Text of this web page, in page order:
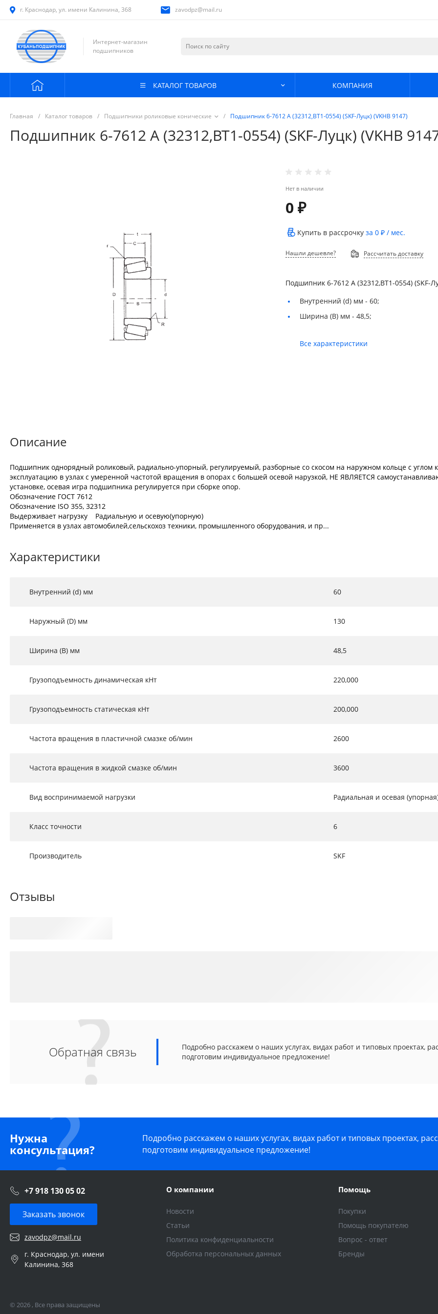
г. Краснодар, ул. имени Калинина, 368 zavodpz@mail.ru
Интернет-магазин
подшипников
КАТАЛОГ ТОВАРОВ КОМПАНИЯ
Главная / Каталог товаров / Подшипники роликовые конические / Подшипник 6-7612 А (32312,BT1-0554) (SKF-Луцк) (VKHB 9147)
Подшипник 6-7612 А (32312,BT1-0554) (SKF-Луцк) (VKHB
Нет в наличии
0 ₽
Купить в рассрочкуза0 ₽ / мес.
Нашли дешевле? Рассчитать доставку
Подшипник 6-7612 А (32312,BT1-0554) (SKF-
Внутренний (d) мм -60;
Ширина (B) мм -48,5;
Все характеристики
Описание
Подшипник однорядный роликовый, радиально-упорный, регулируемый, разборные со скосом на наружном кольце с углом
эксплуатацию в узлах с умеренной частотой вращения в опорах с большей осевой нарузкой, НЕ ЯВЛЯЕТСЯ
установке, осевая игра подшипника регулируется при сборке опор.
Обозначение ГОСТ 7612
Обозначение ISO 355, 32312
Выдерживает нагрузку Радиальную и осевую(упорную)
Применяется в узлах автомобилей,сельскохоз техники, промышленного оборудования, и пр...
Характеристики
Внутренний (d) мм 60
Наружный (D) мм 130
Ширина (B) мм 48,5
Грузоподъемность динамическая кНт 220,000
Грузоподъемность статическая кНт 200,000
Частота вращения в пластичной смазке об/мин 2600
Частота вращения в жидкой смазке об/мин 3600
Вид воспринимаемой нагрузки Радиальная и осевая
Класс точности 6
Производитель SKF
Отзывы
Обратная связь
Подробно расскажем о наших услугах, видах работ и типовых проектах,
подготовим индивидуальное предложение!
Нужна
консультация?
Подробно расскажем о наших услугах, видах работ и типовых проектах,
подготовим индивидуальное предложение!
+7 918 130 05 02
Заказать звонок
zavodpz@mail.ru
г. Краснодар, ул. имени
Калинина, 368
О компании
Новости
Статьи
Политика конфиденциальности
Обработка персональных данных
Помощь
Покупки
Помощь покупателю
Вопрос - ответ
Бренды
© 2026 , Все права защищены